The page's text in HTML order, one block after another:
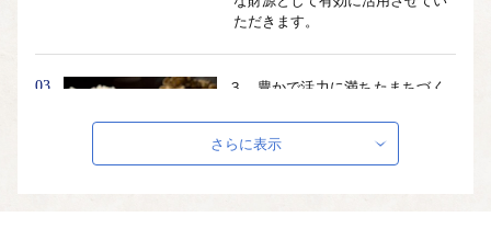
ただきます。
03
３．豊かで活力に満ちたまちづく
①農業 ②林業 ③商工業 ④観
光 ⑤労働分野における各種施策
て有効に活用させていただきま
さらに表示